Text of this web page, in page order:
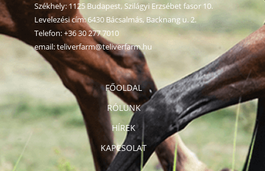
FŐOLDAL
RÓLUNK
HÍREK
KAPCSOLAT
Székhely: 1125 Budapest, Szilágyi Erzsébet fasor 10.
Levelezési cím: 6430 Bácsalmás, Backnang u. 2.
Telefon:+36 30 277 7010
email:teliverfarm@teliverfarm.hu